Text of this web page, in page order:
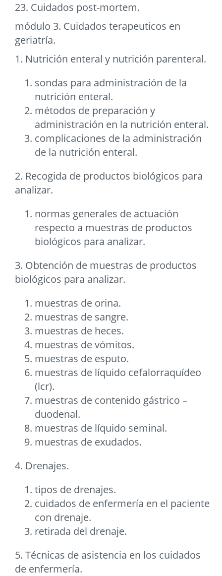
23. Cuidados post-mortem.
módulo 3. Cuidados terapeuticos en
geriatría.
1. Nutrición enteral y nutrición parenteral.
sondas para administración de la
nutrición enteral.
métodos de preparación y
administración en la nutrición enteral.
complicaciones de la administración
de la nutrición enteral.
2. Recogida de productos biológicos para
analizar.
normas generales de actuación
respecto a muestras de productos
biológicos para analizar.
3. Obtención de muestras de productos
biológicos para analizar.
muestras de orina.
muestras de sangre.
muestras de heces.
muestras de vómitos.
muestras de esputo.
muestras de líquido cefalorraquídeo
(lcr).
muestras de contenido gástrico –
duodenal.
muestras de líquido seminal.
muestras de exudados.
4. Drenajes.
tipos de drenajes.
cuidados de enfermería en el paciente
con drenaje.
retirada del drenaje.
5. Técnicas de asistencia en los cuidados
de enfermería.